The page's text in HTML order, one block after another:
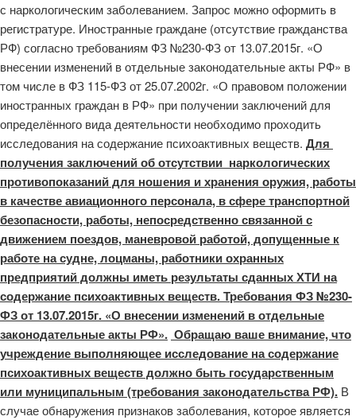
с наркологическим заболеванием. Запрос можно оформить в
регистратуре. Иностранные граждане (отсутствие гражданства
РФ) согласно требованиям ФЗ №230-ФЗ от 13.07.2015г. «О
внесении изменений в отдельные законодательные акты РФ» в
том числе в ФЗ 115-ФЗ от 25.07.2002г. «О правовом положении
иностранных граждан в РФ» при получении заключений для
определённого вида деятельности необходимо проходить
исследования на содержание психоактивных веществ. Для
получения заключений об отсутствии наркологических
противопоказаний для ношения и хранения оружия, работы
в качестве авиационного персонала, в сфере транспортной
безопасности, работы, непосредственно связанной с
движением поездов, маневровой работой, допущенные к
работе на судне, лоцманы, работники охранных
предприятий должны иметь результаты сданных ХТИ на
содержание психоактивных веществ. Требования ФЗ №230-
ФЗ от 13.07.2015г. «О внесении изменений в отдельные
законодательные акты РФ». Обращаю ваше внимание, что
учреждение выполняющее исследование на содержание
психоактивных веществ должно быть государственным
или муниципальным (требования законодательства РФ). В
случае обнаружения признаков заболевания, которое является